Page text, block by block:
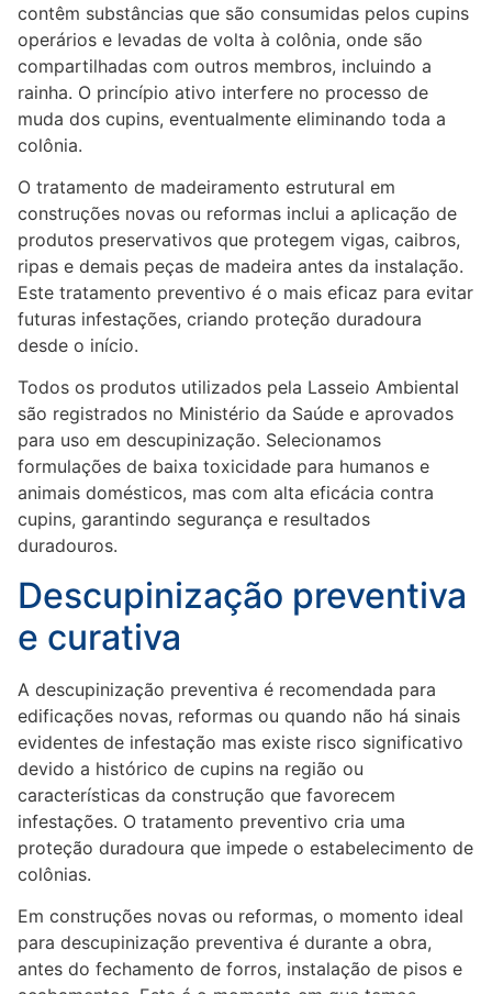
contêm substâncias que são consumidas pelos cupins
operários e levadas de volta à colônia, onde são
compartilhadas com outros membros, incluindo a
rainha. O princípio ativo interfere no processo de
muda dos cupins, eventualmente eliminando toda a
colônia.
O tratamento de madeiramento estrutural em
construções novas ou reformas inclui a aplicação de
produtos preservativos que protegem vigas, caibros,
ripas e demais peças de madeira antes da instalação.
Este tratamento preventivo é o mais eficaz para evitar
futuras infestações, criando proteção duradoura
desde o início.
Todos os produtos utilizados pela Lasseio Ambiental
são registrados no Ministério da Saúde e aprovados
para uso em descupinização. Selecionamos
formulações de baixa toxicidade para humanos e
animais domésticos, mas com alta eficácia contra
cupins, garantindo segurança e resultados
duradouros.
Descupinização preventiva
e curativa
A descupinização preventiva é recomendada para
edificações novas, reformas ou quando não há sinais
evidentes de infestação mas existe risco significativo
devido a histórico de cupins na região ou
características da construção que favorecem
infestações. O tratamento preventivo cria uma
proteção duradoura que impede o estabelecimento de
colônias.
Em construções novas ou reformas, o momento ideal
para descupinização preventiva é durante a obra,
antes do fechamento de forros, instalação de pisos e